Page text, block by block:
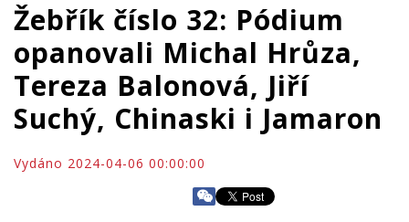
Žebřík číslo 32: Pódium
opanovali Michal Hrůza,
Tereza Balonová, Jiří
Suchý, Chinaski i Jamaron
Vydáno 2024-04-06 00:00:00